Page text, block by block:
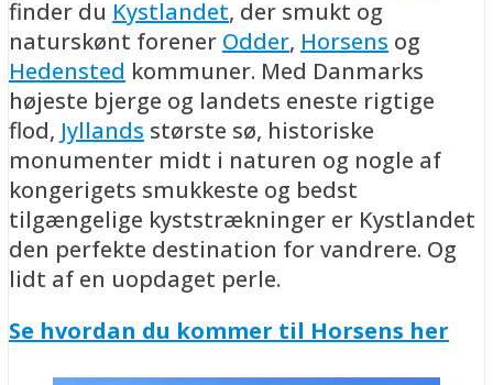
finder du Kystlandet, der smukt og
naturskønt forener Odder, Horsens og
Hedensted kommuner. Med Danmarks
højeste bjerge og landets eneste rigtige
flod, Jyllands største sø, historiske
monumenter midt i naturen og nogle af
kongerigets smukkeste og bedst
tilgængelige kyststrækninger er Kystlandet
den perfekte destination for vandrere. Og
lidt af en uopdaget perle.
Se hvordan du kommer til Horsens her